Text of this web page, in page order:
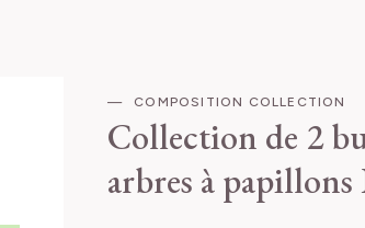
COMPOSITION COLLECTION
Collection de 2
arbres à papillons